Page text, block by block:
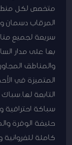
متخصص لكل
المرقاب دسمان
سريعة لجميع
بها على مدار
والمناطق
المتميزة في
سباكة احترافية
حليفة الوفرة
كاملة